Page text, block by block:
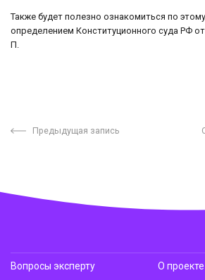
Также будет полезно ознакомиться по
определением Конституционного суда РФ
П.
Предыдущая запись
Вопросы эксперту
О проекте